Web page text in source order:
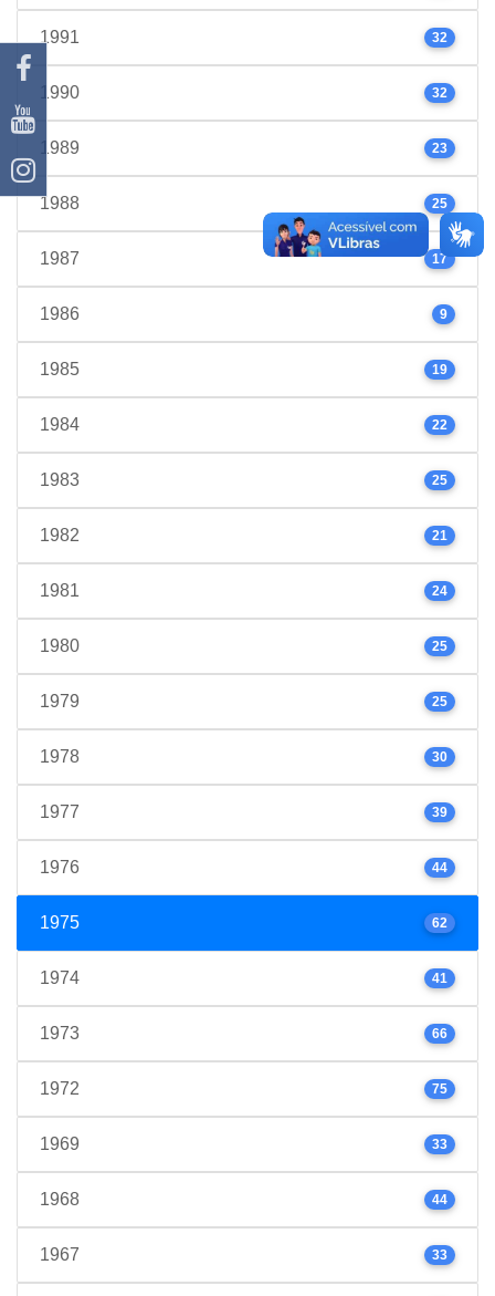
1991 32
1990 32
1989 23
1988 25
1987 17
1986 9
1985 19
1984 22
1983 25
1982 21
1981 24
1980 25
1979 25
1978 30
1977 39
1976 44
1975 62
1974 41
1973 66
1972 75
1969 33
1968 44
1967 33